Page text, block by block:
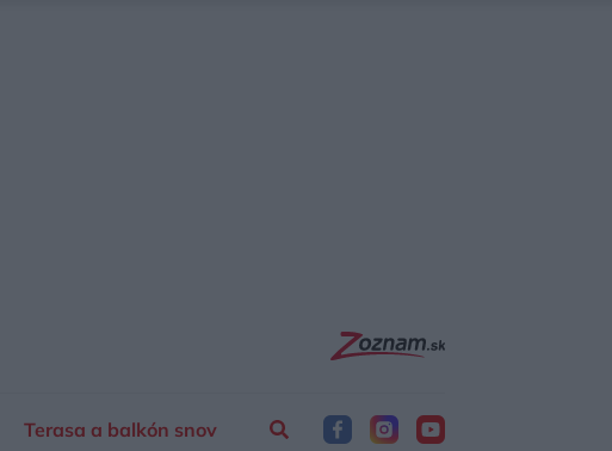
Terasa a balkón snov